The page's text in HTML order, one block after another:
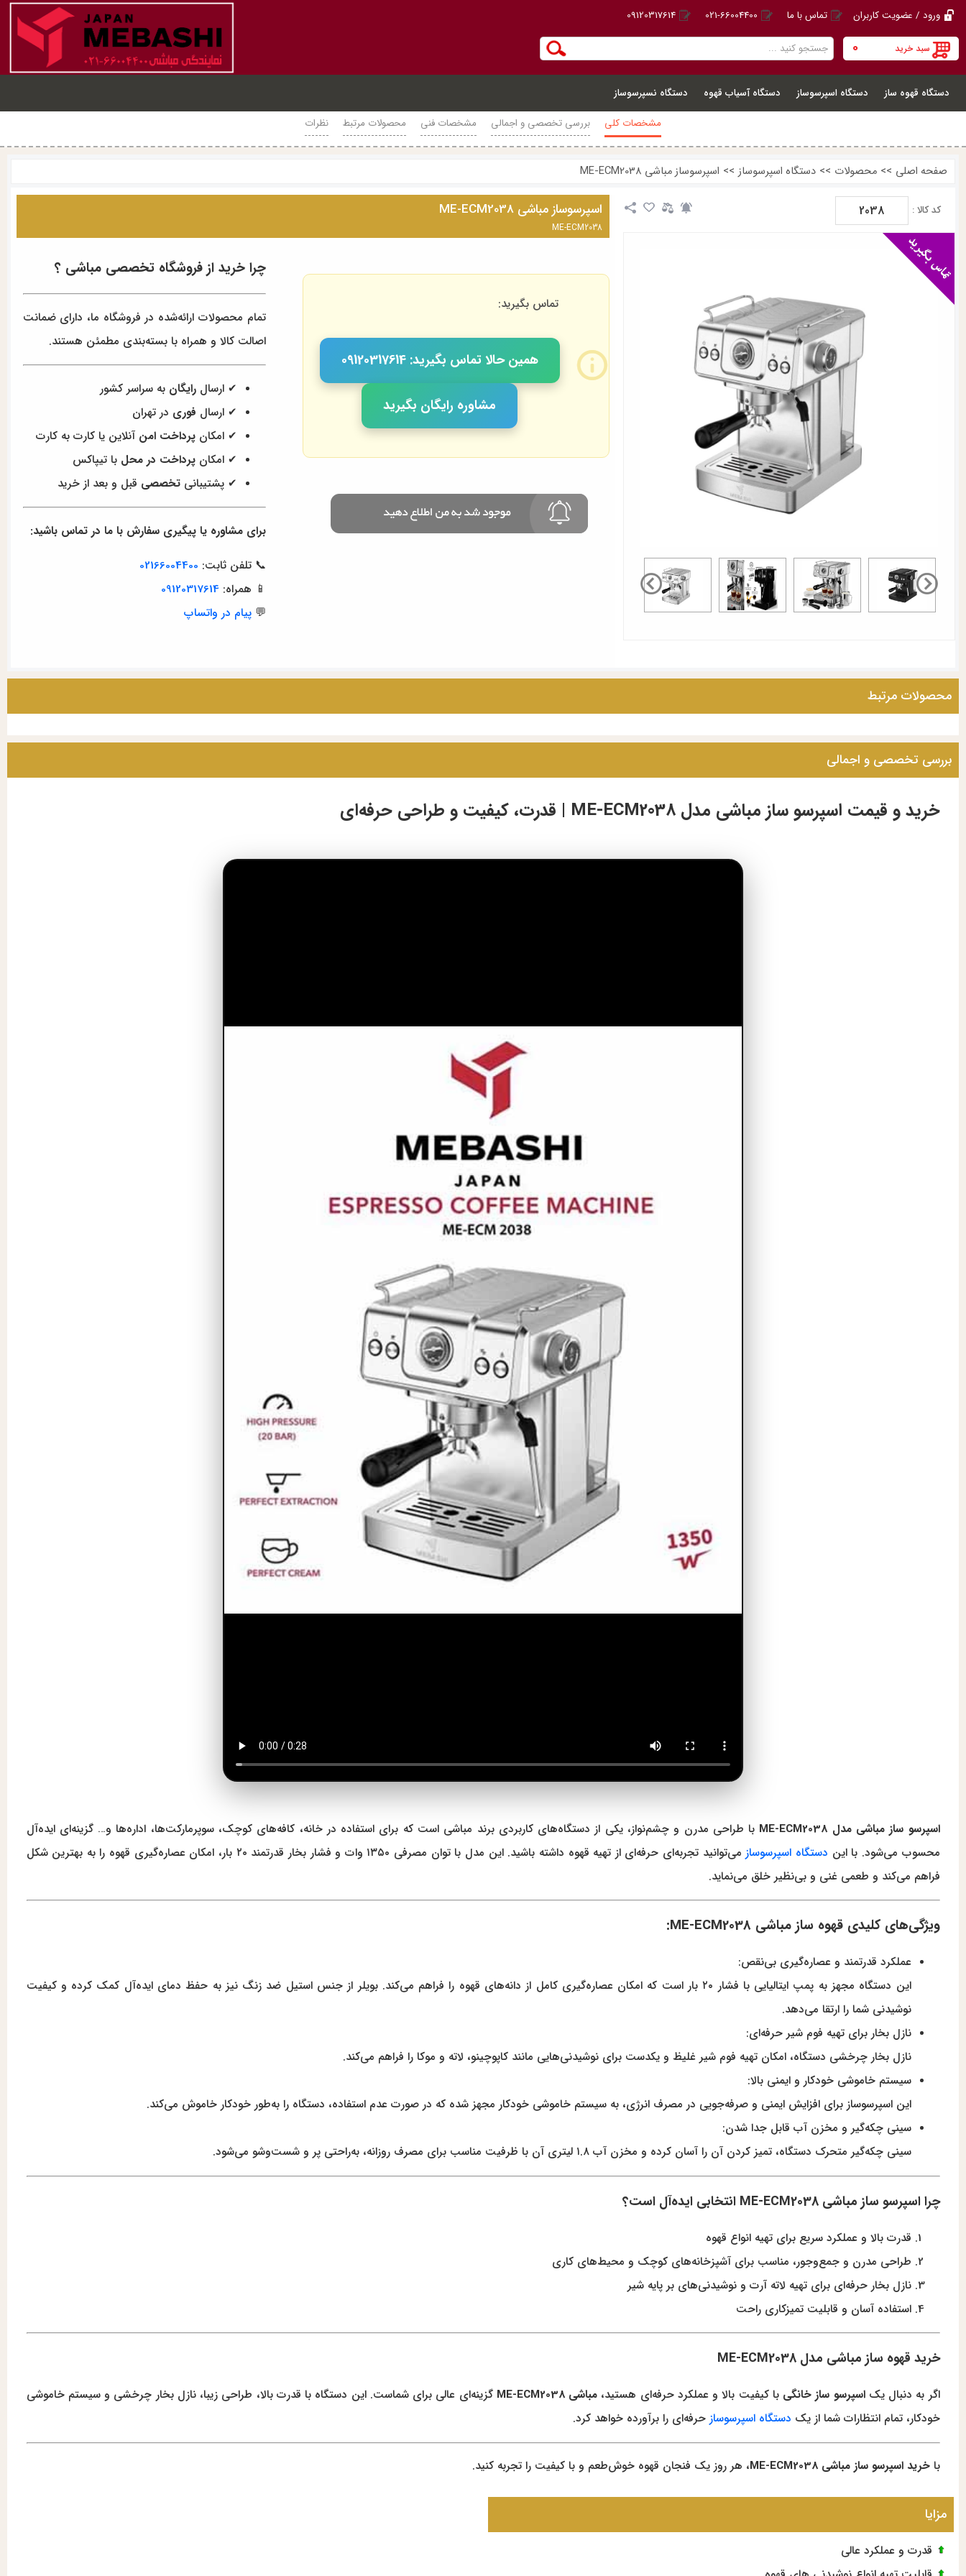
ورود / عضویت کاربران تماس با ما 021-66004400
09120317614
سبد خرید 0
دستگاه قهوه ساز دستگاه اسپرسوساز دستگاه آسیاب قهوه
دستگاه نسپرسوساز
مشخصات کلی
بررسی تخصصی و اجمالی مشخصات فنی محصولات مرتبط نظرات
صفحه اصلی >> محصولات >> دستگاه اسپرسوساز >> اسپرسوساز مباشی ME-ECM2038
کد کالا : 2038 اسپرسوساز مباشی ME-ECM2038
ME-ECM2038
تماس بگیرید:
همین حالا تماس بگیرید: 09120317614
مشاوره رایگان بگیرید
چرا خرید از فروشگاه تخصصی مباشی ؟
تمام محصولات ارائه‌شده در فروشگاه ما، دارای ضمانت
اصالت کالا و همراه با بسته‌بندی مطمئن هستند.
✔ ارسالرایگان به سراسر کشور
✔ ارسال فوری در تهران
✔ امکانپرداخت امن آنلاین یا کارت به کارت
✔ امکانپرداخت در محل با تیپاکس
✔ پشتیبانیتخصصی قبل و بعد از خرید
برای مشاوره یا پیگیری سفارش با ما در تماس باشید:
📞 تلفن ثابت: 02166004400
📱 همراه:09120317614
💬پیام در واتساپ
محصولات مرتبط
بررسی تخصصی و اجمالی
خرید و قیمت اسپرسو ساز مباشی مدل ME-ECM2038 | قدرت، کیفیت و طراحی حرفه‌ای
اسپرسو ساز مباشی مدل ME-ECM2038 با طراحی مدرن و چشم‌نواز، یکی از دستگاه‌های کاربردی برند مباشی است که برای استفاده در خانه، کافه‌های کوچک، سوپرمارکت‌ها، اداره‌ها و… گزینه‌ای ایده‌آل
محسوب می‌شود. با این دستگاه اسپرسوساز
می‌توانید تجربه‌ای حرفه‌ای از تهیه قهوه داشته باشید. این مدل با توان مصرفی ۱۳۵۰ وات و فشار بخار قدرتمند ۲۰ بار، امکان عصاره‌گیری قهوه را به بهترین شکل
فراهم می‌کند و طعمی غنی و بی‌نظیر خلق می‌نماید.
ویژگی‌های کلیدی قهوه ساز مباشی ME-ECM2038:
عملکرد قدرتمند و عصاره‌گیری بی‌نقص:
این دستگاه مجهز به پمپ ایتالیایی با فشار ۲۰ بار است که امکان عصاره‌گیری کامل از دانه‌های قهوه را فراهم می‌کند. بویلر از جنس استیل ضد زنگ نیز به حفظ دمای ایده‌آل کمک کرده و کیفیت
نوشیدنی شما را ارتقا می‌دهد.
نازل بخار برای تهیه فوم شیر حرفه‌ای:
نازل بخار چرخشی دستگاه، امکان تهیه فوم شیر غلیظ و یکدست برای نوشیدنی‌هایی مانند کاپوچینو، لاته و موکا را فراهم می‌کند.
سیستم خاموشی خودکار و ایمنی بالا:
این اسپرسوساز برای افزایش ایمنی و صرفه‌جویی در مصرف انرژی، به سیستم خاموشی خودکار مجهز شده که در صورت عدم استفاده، دستگاه را به‌طور خودکار خاموش می‌کند.
سینی چکه‌گیر و مخزن آب قابل جدا شدن:
سینی چکه‌گیر متحرک دستگاه، تمیز کردن آن را آسان کرده و مخزن آب ۱.۸ لیتری آن با ظرفیت مناسب برای مصرف روزانه، به‌راحتی پر و شست‌وشو می‌شود.
چرا اسپرسو ساز مباشی ME-ECM2038 انتخابی ایده‌آل است؟
قدرت بالا و عملکرد سریع برای تهیه انواع قهوه
طراحی مدرن و جمع‌وجور، مناسب برای آشپزخانه‌های کوچک و محیط‌های کاری
نازل بخار حرفه‌ای برای تهیه لاته آرت و نوشیدنی‌های بر پایه شیر
استفاده آسان و قابلیت تمیزکاری راحت
خرید قهوه ساز مباشی مدل ME-ECM2038
اگر به دنبال یکاسپرسو ساز خانگی با کیفیت بالا و عملکرد حرفه‌ای هستید، مباشی ME-ECM2038
گزینه‌ای عالی برای شماست. این دستگاه با قدرت بالا، طراحی زیبا، نازل بخار چرخشی و سیستم خاموشی
خودکار، تمام انتظارات شما از یک دستگاه اسپرسوساز حرفه‌ای را برآورده خواهد کرد.
باخرید اسپرسو ساز مباشی ME-ECM2038 ، هر روز یک فنجان قهوه خوش‌طعم و با کیفیت را تجربه کنید.
مزایا
قدرت و عملکرد عالی